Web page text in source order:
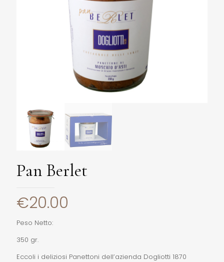
Pan Berlet
€20.00
Peso Netto:
350 gr.
Eccoli i deliziosi Panettoni dell’azienda Dogliotti 1870